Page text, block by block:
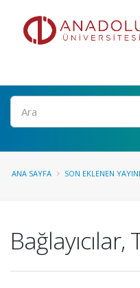
Ara
ANA SAYFA SON EKLENEN
Bağlayıcılar,